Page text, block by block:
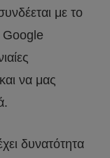
με το
Google
να μας
δυνατότητα